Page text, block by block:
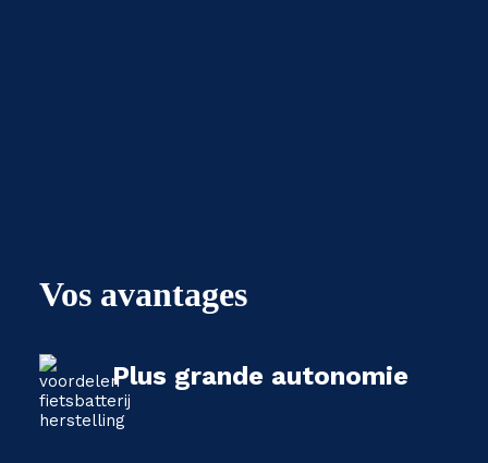
Vos avantages
Plus grande autonomie